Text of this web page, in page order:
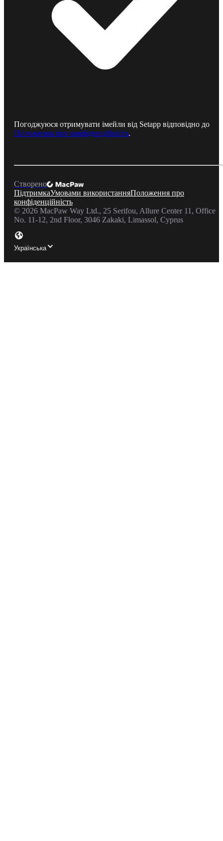
Погоджуюся отримувати імейли від Setapp відповідно до
Положення про конфіденційність.
Створено
ПідтримкаУмовами використанняПоложення про
конфіденційність
© 2026 MacPaw Way Ltd., 25 Serifou, Allure Center 11, Office
No. 11-12, 2nd Floor, 3046 Zakaki, Limassol, Cyprus
Українська